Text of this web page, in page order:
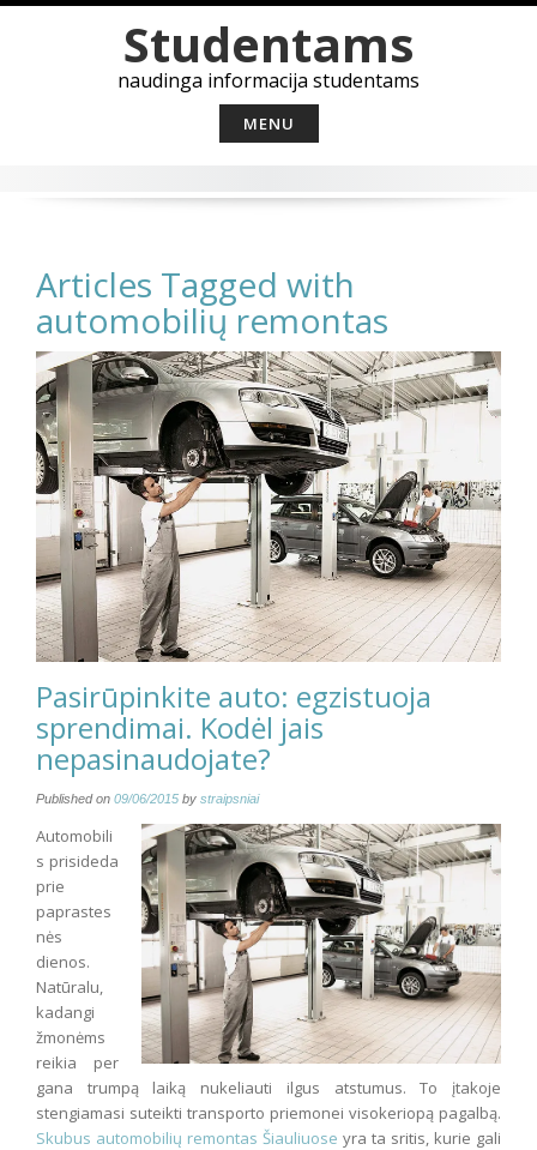
Studentams
naudinga informacija studentams
MENU
Articles Tagged with
automobilių remontas
Pasirūpinkite auto: egzistuoja
sprendimai. Kodėl jais
nepasinaudojate?
Published on 09/06/2015 by straipsniai
Automobili
s prisideda
prie
paprastes
nės
dienos.
Natūralu,
kadangi
žmonėms
reikia per
gana trumpą laiką nukeliauti ilgus atstumus. To įtakoje
stengiamasi suteikti transporto priemonei visokeriopą pagalbą.
Skubus automobilių remontas Šiauliuose yra ta sritis, kurie gali